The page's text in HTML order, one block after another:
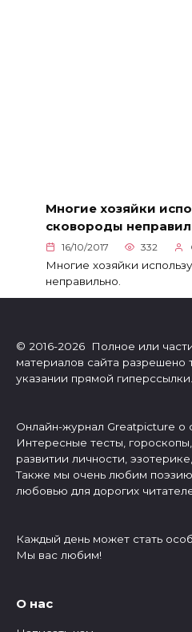
Многие хозяйки
сковороды
16/10/2017 332
Многие хозяйки
неправильно.
© 2016-2026 Полное или
материалов сайта разрешено
указании прямой гиперссылки.
Онлайн-журнал Greatpicture о
Интересные тесты,
развитии личности,
Также мы очень любим
любовью для дорогих
Каждый день может стать
Мы вас любим!
О нас